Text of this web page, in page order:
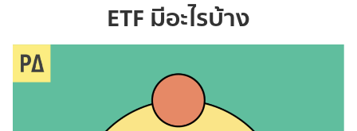
ETF มีอะไรบ้าง